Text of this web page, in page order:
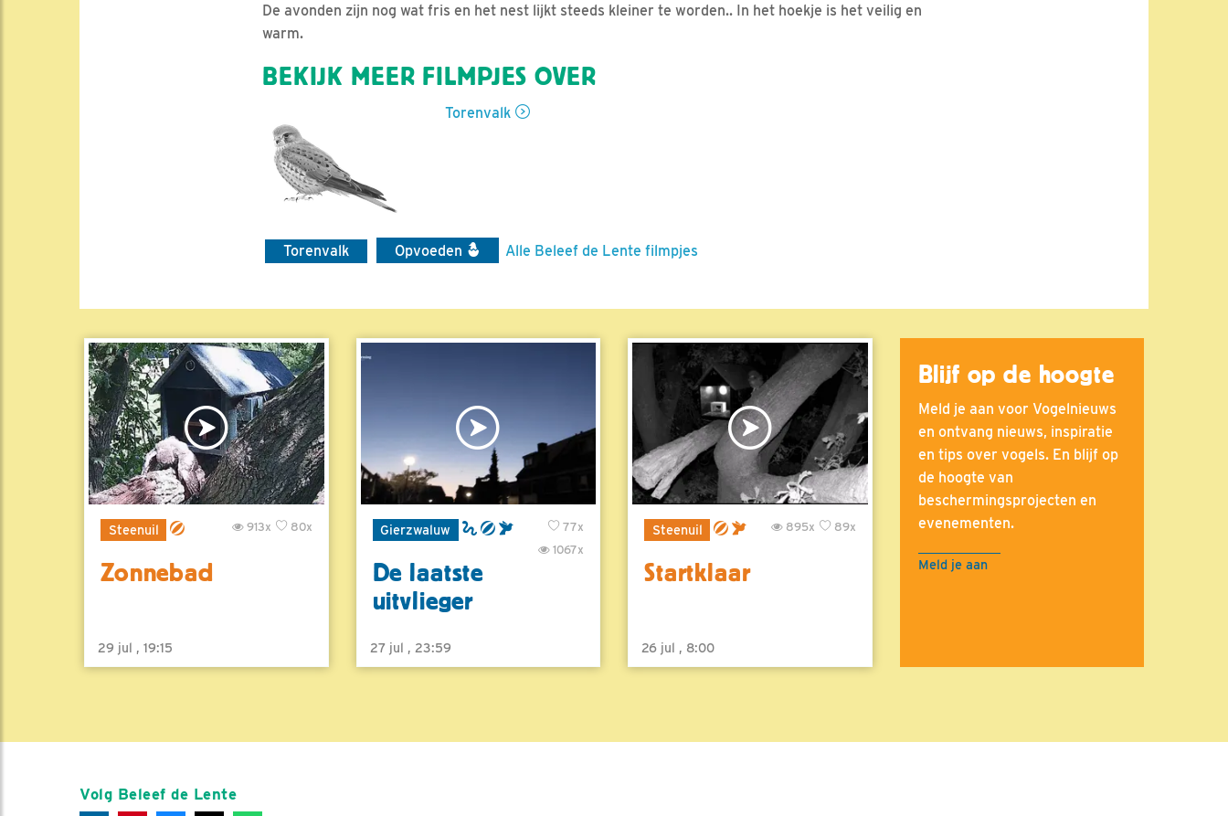
De avonden zijn nog wat fris en het nest lijkt steeds kleiner te worden.. In het hoekje is het veilig en
warm.
BEKIJK MEER FILMPJES OVER
Torenvalk
Torenvalk Opvoeden Alle Beleef de Lente filmpjes
Steenuil 80x
913x
Zonnebad
29 jul , 19:15
Gierzwaluw
77x
1067x
De laatste
uitvlieger
27 jul , 23:59
Steenuil 89x
895x
Startklaar
26 jul , 8:00
Blijf op de hoogte
Meld je aan voor Vogelnieuws
en ontvang nieuws, inspiratie
en tips over vogels. En blijf op
de hoogte van
beschermingsprojecten en
evenementen.
Meld je aan
Volg Beleef de Lente